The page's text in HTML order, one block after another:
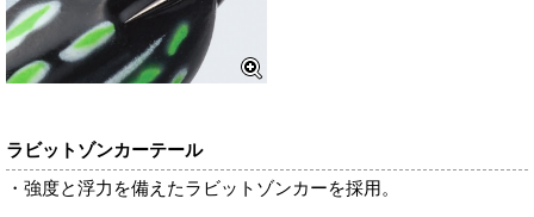
ラビットゾンカーテール
・強度と浮力を備えたラビットゾンカーを採用。